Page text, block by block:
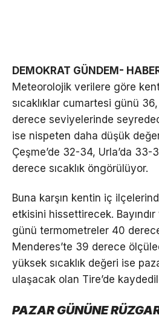
DEMOKRAT GÜNDEM-
Meteorolojik verilere göre
sıcaklıklar cumartesi günü
derece seviyelerinde
ise nispeten daha düşük
Çeşme’de 32-34, Urla’da 33-
derece sıcaklık öngörülüyor.
Buna karşın kentin iç
etkisini hissettirecek.
günü termometreler 40
Menderes’te 39 derece
yüksek sıcaklık değeri ise
ulaşacak olan Tire’de
PAZAR GÜNÜNE